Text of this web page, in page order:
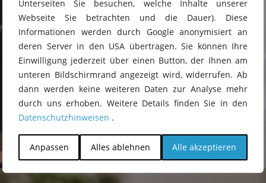
Unterseiten Sie besuchen, welche Inhalte unserer
Webseite Sie betrachten und die Dauer). Diese
Informationen werden durch Google anonymisiert an
deren Server in den USA übertragen. Sie können Ihre
Einwilligung jederzeit über einen Button, der Ihnen am
unteren Bildschirmrand angezeigt wird, widerrufen. Ab
dann werden keine weiteren Daten zur Analyse mehr
durch uns erhoben. Weitere Details finden Sie in den
Datenschutzhinweisen .
Anpassen Alles ablehnen Alle akzeptieren